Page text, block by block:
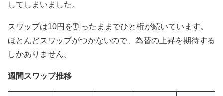
してしまいました。
スワップは10円を割ったままでひと桁が続いています。
ほとんどスワップがつかないので、為替の上昇を期待する
しかありません。
週間スワップ推移